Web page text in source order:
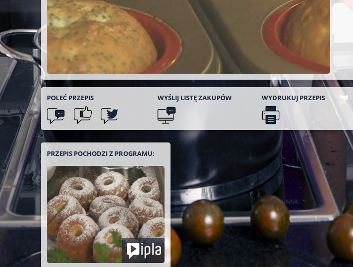
POLEĆ PRZEPIS WYŚLIJ LISTĘZAKUPÓW WYDRUKUJ PRZEPIS
PRZEPIS POCHODZI Z PROGRAMU: